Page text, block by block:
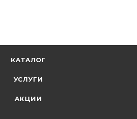
КАТАЛОГ
УСЛУГИ
АКЦИИ